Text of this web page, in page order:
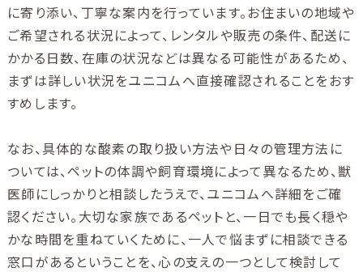
に寄り添い、丁寧な案内を行っています。お住まいの地域や
ご希望される状況によって、レンタルや販売の条件、配送に
かかる日数、在庫の状況などは異なる可能性があるため、
まずは詳しい状況をユニコムへ直接確認されることをおす
すめします。
なお、具体的な酸素の取り扱い方法や日々の管理方法に
ついては、ペットの体調や飼育環境によって異なるため、獣
医師にしっかりと相談したうえで、ユニコムへ詳細をご確
認ください。大切な家族であるペットと、一日でも長く穏や
かな時間を重ねていくために、一人で悩まずに相談できる
窓口があるということを、心の支えの一つとして検討して